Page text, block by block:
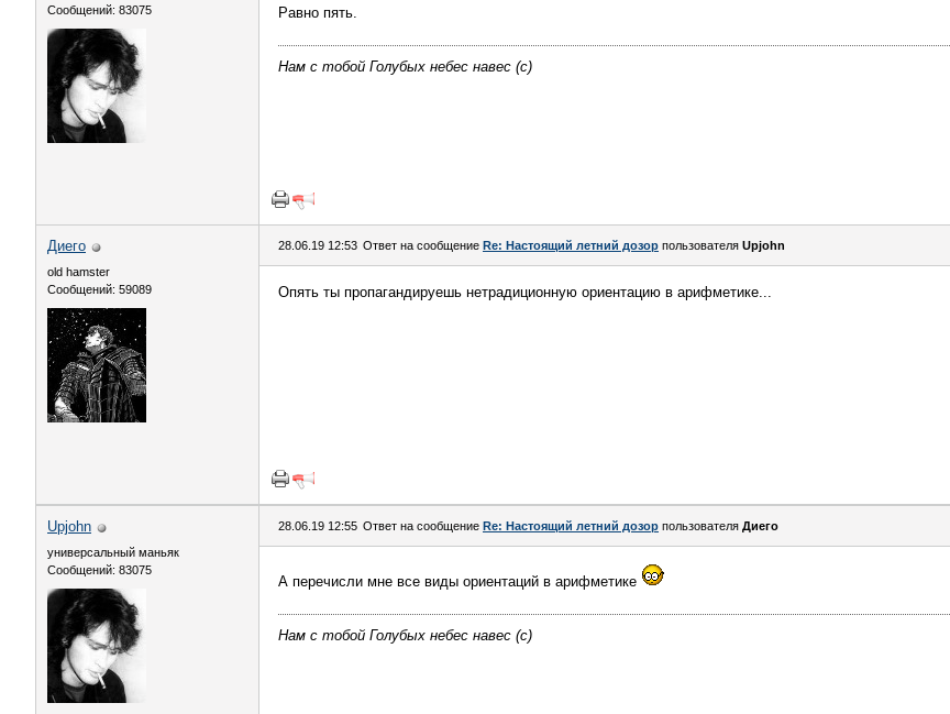
Сообщений: 83075
Равно пять.
Нам с тобой Голубых небес навес (с)
Диего
old hamster
Сообщений: 59089
28.06.19 12:53 Ответ на сообщение Re: Настоящий летний дозор пользователя Upjohn
Опять ты пропагандируешь нетрадиционную ориентацию в арифметике...
Upjohn
универсальный маньяк
Сообщений: 83075
28.06.19 12:55 Ответ на сообщение Re: Настоящий летний дозор пользователя Диего
А перечисли мне все виды ориентаций в арифметике
Нам с тобой Голубых небес навес (с)